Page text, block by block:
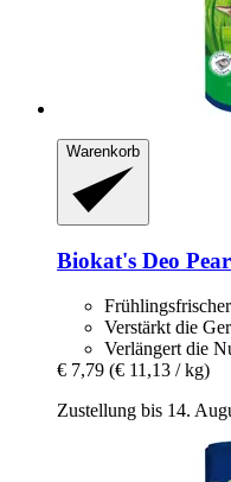
Warenkorb
Biokat's Deo
Verstärkt die
Verlängert die
€ 7,79 (€ 11,13 / kg)
Zustellung bis 14.